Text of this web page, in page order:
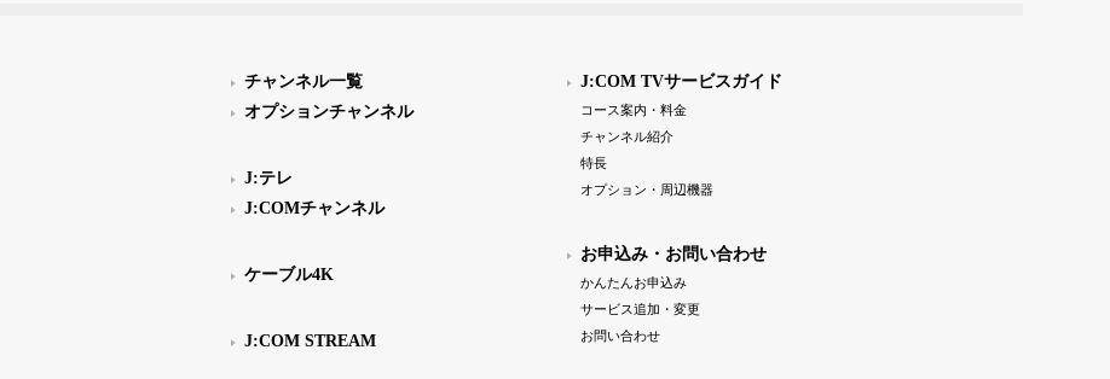
チャンネル一覧
オプションチャンネル
J:テレ
J:COMチャンネル
ケーブル4K
J:COM STREAM
J:COM TVサービスガイド
コース案内・料金
チャンネル紹介
特長
オプション・周辺機器
お申込み・お問い合わせ
かんたんお申込み
サービス追加・変更
お問い合わせ